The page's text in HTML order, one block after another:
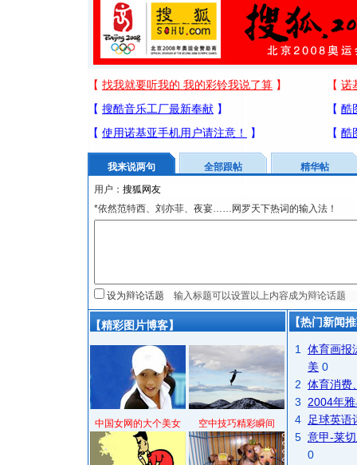
我来说两句 全部跟帖
精华帖
用户：
*依然范特西、刘亦菲、夜宴……网罗天下热词的输入法！
设为辩论话题
【精彩图片博客】
中国女网的大个美女 空中技巧精彩瞬间
【热门新闻
1
体育画报
美 0
2 体育消费
3
2004年
4
足球英语
5 意甲-莱
0